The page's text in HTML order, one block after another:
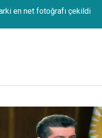
Osman Tunç'un oğlu